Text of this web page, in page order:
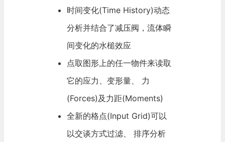
时间变化(Time History)动态
分析并结合了减压阀，流体瞬
间变化的水槌效应
点取图形上的任一物件来读取
它的应力、变形量、 力
(Forces)及力距(Moments)
全新的格点(Input Grid)可以
以交谈方式过滤、 排序分析